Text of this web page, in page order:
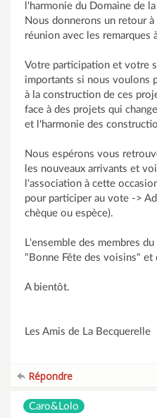
l'harmonie du Domaine de
Nous donnerons un retour
réunion avec les remarques
Votre participation et votre
importants si nous voulons
à la construction de ces
face à des projets qui
et l'harmonie des
Nous espérons vous
les nouveaux arrivants et
l'association à cette
pour participer au vote ->
chèque ou espèce).
L'ensemble des membres
"Bonne Fête des voisins"
A bientôt.
Les Amis de La Becquerelle
Répondre
Caro&Lolo